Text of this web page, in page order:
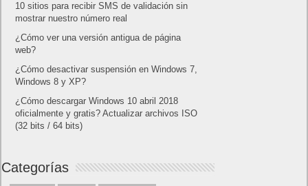
10 sitios para recibir SMS de validación sin
mostrar nuestro número real
¿Cómo ver una versión antigua de página
web?
¿Cómo desactivar suspensión en Windows 7,
Windows 8 y XP?
¿Cómo descargar Windows 10 abril 2018
oficialmente y gratis? Actualizar archivos ISO
(32 bits / 64 bits)
Categorías